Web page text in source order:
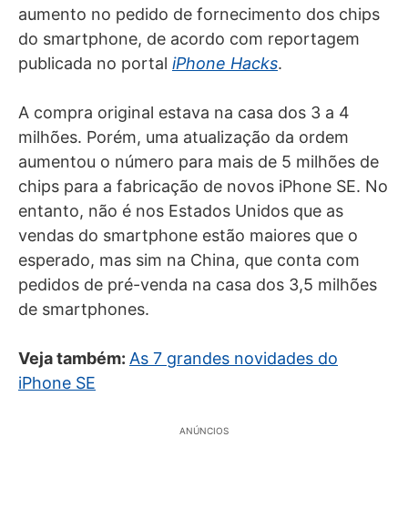
aumento no pedido de fornecimento dos chips
do smartphone, de acordo com reportagem
publicada no portal iPhone Hacks.
A compra original estava na casa dos 3 a 4
milhões. Porém, uma atualização da ordem
aumentou o número para mais de 5 milhões de
chips para a fabricação de novos iPhone SE. No
entanto, não é nos Estados Unidos que as
vendas do smartphone estão maiores que o
esperado, mas sim na China, que conta com
pedidos de pré-venda na casa dos 3,5 milhões
de smartphones.
Veja também: As 7 grandes novidades do
iPhone SE
ANÚNCIOS